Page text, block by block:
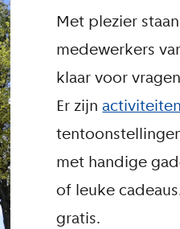
Met plezier
medewerkers
klaar voor
Er zijnactiviteiten
met handige
of leuke
gratis.